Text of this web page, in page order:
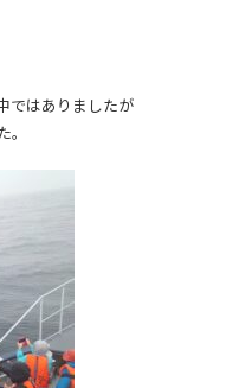
ではありましたが